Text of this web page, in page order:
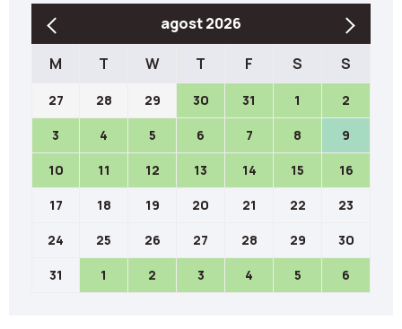
agost 2026
M T W T F S S
27 28 29 30 31 1 2
3 4 5 6 7 8 9
10 11 12 13 14 15 16
17 18 19 20 21 22 23
24 25 26 27 28 29 30
31 1 2 3 4 5 6